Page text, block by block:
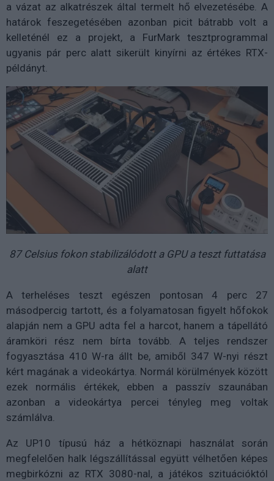
a vázat az alkatrészek által termelt hő elvezetésébe. A
határok feszegetésében azonban picit bátrabb volt a
kelleténél ez a projekt, a FurMark tesztprogrammal
ugyanis pár perc alatt sikerült kinyírni az értékes RTX-
példányt.
87 Celsius fokon stabilizálódott a GPU a teszt futtatása
alatt
A terheléses teszt egészen pontosan 4 perc 27
másodpercig tartott, és a folyamatosan figyelt hőfokok
alapján nem a GPU adta fel a harcot, hanem a tápellátó
áramköri rész nem bírta tovább. A teljes rendszer
fogyasztása 410 W-ra állt be, amiből 347 W-nyi részt
kért magának a videokártya. Normál körülmények között
ezek normális értékek, ebben a passzív szaunában
azonban a videokártya percei tényleg meg voltak
számlálva.
Az UP10 típusú ház a hétköznapi használat során
megfelelően halk légszállítással együtt vélhetően képes
megbirkózni az RTX 3080-nal, a játékos szituációktól